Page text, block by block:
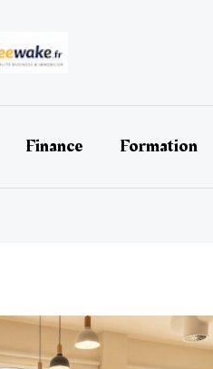
Finance Formation